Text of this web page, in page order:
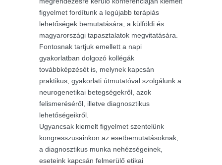
figyelmet fordítunk a legújabb terápiás
lehetőségek bemutatására, a külföldi és
magyarországi tapasztalatok megvitatására.
Fontosnak tartjuk emellett a napi
gyakorlatban dolgozó kollégák
továbbképzését is, melynek kapcsán
praktikus, gyakorlati útmutatóval szolgálunk a
neurogenetikai betegségekről, azok
felismeréséről, illetve diagnosztikus
lehetőségeikről.
Ugyancsak kiemelt figyelmet szentelünk
kongresszusainkon az esetbemutatásoknak,
a diagnosztikus munka nehézségeinek,
eseteink kapcsán felmerülő etikai